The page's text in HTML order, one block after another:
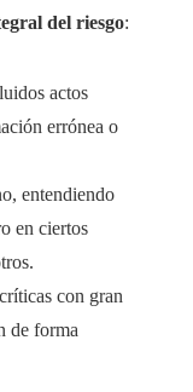
del riesgo:
actos
errónea o
entendiendo
en ciertos
con gran
de forma